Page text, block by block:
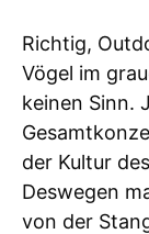
Richtig,
Vögel im
keinen Sinn.
der Kultur
Deswegen
von der